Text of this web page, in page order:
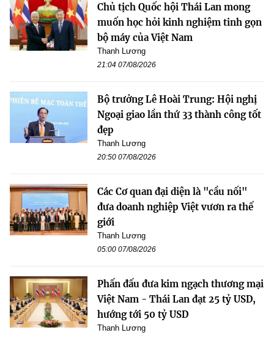
Chủ tịch Quốc hội Thái Lan mong
muốn học hỏi kinh nghiệm tinh gọn
bộ máy của Việt Nam
Thanh Lương
21:04 07/08/2026
Bộ trưởng Lê Hoài Trung: Hội nghị
Ngoại giao lần thứ 33 thành công tốt
đẹp
Thanh Lương
20:50 07/08/2026
Các Cơ quan đại diện là "cầu nối"
đưa doanh nghiệp Việt vươn ra thế
giới
Thanh Lương
05:00 07/08/2026
Phấn đấu đưa kim ngạch thương mại
Việt Nam - Thái Lan đạt 25 tỷ USD,
hướng tới 50 tỷ USD
Thanh Lương